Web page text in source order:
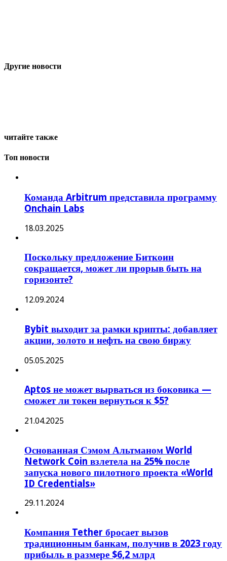
Другие новости
читайте также
Топ новости
Команда Arbitrum представила программу
Onchain Labs
18.03.2025
Поскольку предложение Биткоин
сокращается, может ли прорыв быть на
горизонте?
12.09.2024
Bybit выходит за рамки крипты: добавляет
акции, золото и нефть на свою биржу
05.05.2025
Aptos не может вырваться из боковика —
сможет ли токен вернуться к $5?
21.04.2025
Основанная Сэмом Альтманом World
Network Coin взлетела на 25% после
запуска нового пилотного проекта «World
ID Credentials»
29.11.2024
Компания Tether бросает вызов
традиционным банкам, получив в 2023 году
прибыль в размере $6,2 млрд